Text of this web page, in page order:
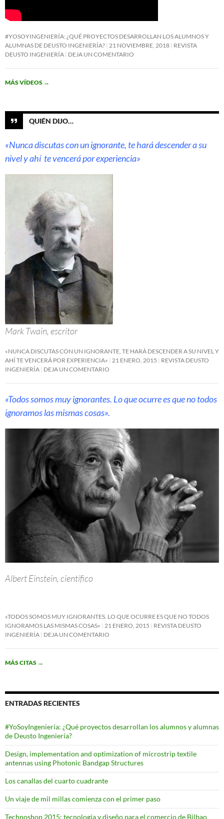
#YOSOYINGENIERÍA: ¿QUÉ PROYECTOS DESARROLLAN LOS ALUMNOS Y
ALUMNAS DE DEUSTO INGENIERÍA? 21 NOVIEMBRE, 2018 REVISTA
DEUSTO INGENIERÍA DEJA UN COMENTARIO
MÁS VÍDEOS →
QUIÉN DIJO…
«Nunca discutas con un ignorante, te hará descender a su
nivel y ahí te vencerá por experiencia»
Mark Twain, escritor
«NUNCA DISCUTAS CON UN IGNORANTE, TE HARÁ DESCENDER A SU NIVEL Y
AHÍ TE VENCERÁ POR EXPERIENCIA» 21 ENERO, 2015
REVISTA DEUSTO
INGENIERÍA DEJA UN COMENTARIO
«Todos somos muy ignorantes. Lo que ocurre es que no todos
ignoramos las mismas cosas».
Albert Einstein, científico
«TODOS SOMOS MUY IGNORANTES. LO QUE OCURRE ES QUE NO TODOS
IGNORAMOS LAS MISMAS COSAS»
21 ENERO, 2015
REVISTA DEUSTO
INGENIERÍA DEJA UN COMENTARIO
MÁS CITAS →
ENTRADAS RECIENTES
#YoSoyIngeniería: ¿Qué proyectos desarrollan los alumnos y alumnas
de Deusto Ingeniería?
Design, implementation and optimization of microstrip textile
antennas using Photonic Bandgap Structures
Los canallas del cuarto cuadrante
Un viaje de mil millas comienza con el primer paso
Technoshop 2015: tecnología y diseño para el comercio de Bilbao